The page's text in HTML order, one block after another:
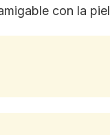
con la piel